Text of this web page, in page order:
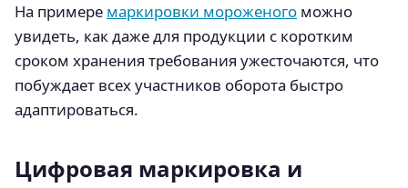
На примере маркировки мороженого можно
увидеть, как даже для продукции с коротким
сроком хранения требования ужесточаются, что
побуждает всех участников оборота быстро
адаптироваться.
Цифровая маркировка и